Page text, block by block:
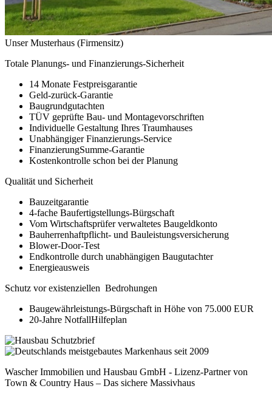
Unser Musterhaus (Firmensitz)
Totale Planungs- und Finanzierungs-Sicherheit
14 Monate Festpreisgarantie
Geld-zurück-Garantie
Baugrundgutachten
TÜV geprüfte Bau- und Montagevorschriften
Individuelle Gestaltung Ihres Traumhauses
Unabhängiger Finanzierungs-Service
FinanzierungSumme-Garantie
Kostenkontrolle schon bei der Planung
Qualität und Sicherheit
Bauzeitgarantie
4-fache Baufertigstellungs-Bürgschaft
Vom Wirtschaftsprüfer verwaltetes Baugeldkonto
Bauherrenhaftpflicht- und Bauleistungsversicherung
Blower-Door-Test
Endkontrolle durch unabhängigen Baugutachter
Energieausweis
Schutz vor existenziellen Bedrohungen
Baugewährleistungs-Bürgschaft in Höhe von 75.000 EUR
20-Jahre NotfallHilfeplan
Wascher Immobilien und Hausbau GmbH - Lizenz-Partner von
Town & Country Haus – Das sichere Massivhaus